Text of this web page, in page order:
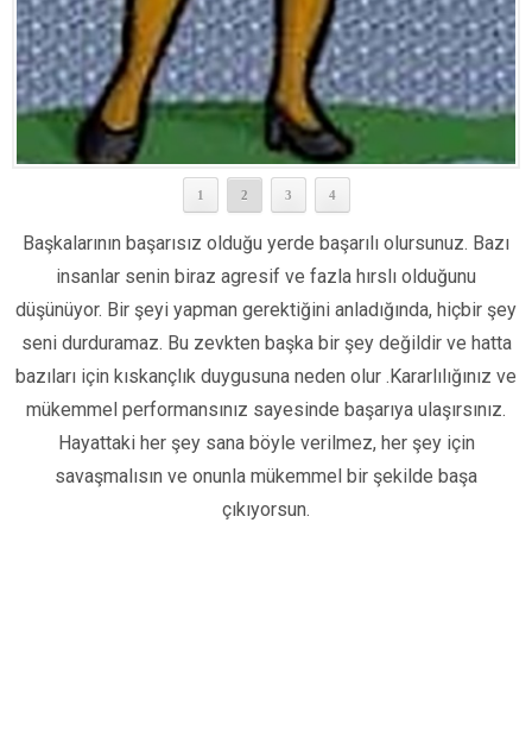
1 2 3 4
Başkalarının başarısız olduğu yerde başarılı olursunuz. Bazı
insanlar senin biraz agresif ve fazla hırslı olduğunu
düşünüyor. Bir şeyi yapman gerektiğini anladığında, hiçbir şey
seni durduramaz. Bu zevkten başka bir şey değildir ve hatta
bazıları için kıskançlık duygusuna neden olur .Kararlılığınız ve
mükemmel performansınız sayesinde başarıya ulaşırsınız.
Hayattaki her şey sana böyle verilmez, her şey için
savaşmalısın ve onunla mükemmel bir şekilde başa
çıkıyorsun.